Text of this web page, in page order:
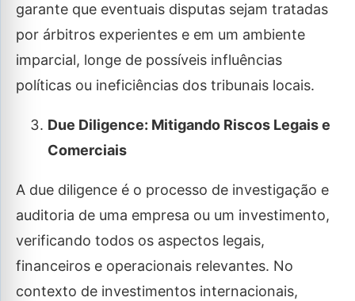
garante que eventuais disputas sejam tratadas
por árbitros experientes e em um ambiente
imparcial, longe de possíveis influências
políticas ou ineficiências dos tribunais locais.
Due Diligence: Mitigando Riscos Legais e
Comerciais
A due diligence é o processo de investigação e
auditoria de uma empresa ou um investimento,
verificando todos os aspectos legais,
financeiros e operacionais relevantes. No
contexto de investimentos internacionais,